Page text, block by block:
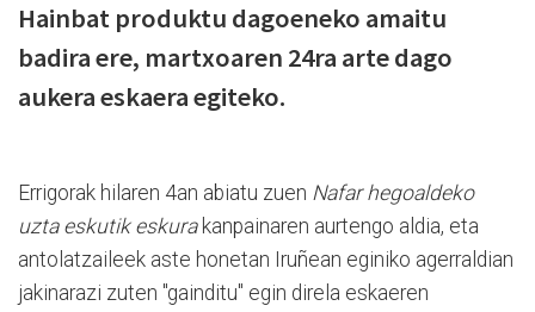
Hainbat produktu dagoeneko amaitu
badira ere, martxoaren 24ra arte dago
aukera eskaera egiteko.
Errigorak hilaren 4an abiatu zuen Nafar hegoaldeko
uzta eskutik eskurakanpainaren aurtengo aldia, eta
antolatzaileek aste honetan Iruñean eginiko agerraldian
jakinarazi zuten "gainditu" egin direla eskaeren